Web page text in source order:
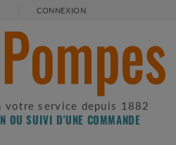
CONNEXION
votre service depuis 1882
OU SUIVI D'UNE COMMANDE